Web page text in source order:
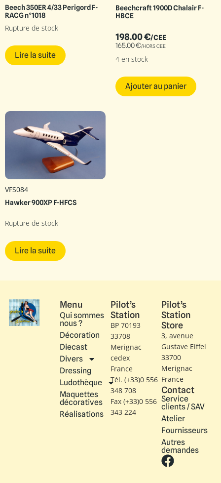
Beech 350ER 4/33 Perigord F-
RACG n°1018
Rupture de stock
Lire la suite
Beechcraft 1900D Chalair F-
HBCE
198.00€/CEE
165.00€/HORS CEE
4 en stock
Ajouter au panier
VFS084
Hawker 900XP F-HFCS
Rupture de stock
Lire la suite
Menu
Qui sommes
nous ?
Décoration
Diecast
Divers
Dressing
Ludothèque
Maquettes
décoratives
Réalisations
Pilot’s
Station
BP 70193
33708
Merignac
cedex
France
Tél. (+33)0 556
348 708
Fax (+33)0 556
343 224
Pilot’s
Station
Store
3, avenue
Gustave Eiffel​
33700
Merignac
France
Contact
Service
clients / SAV
Atelier
Fournisseurs
Autres
demandes